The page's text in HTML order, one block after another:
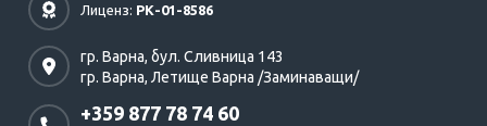
Лиценз: РК-01-8586
гр. Варна, бул. Сливница 143
гр. Варна, Летище Варна /Заминаващи/
+359 877 78 74 60